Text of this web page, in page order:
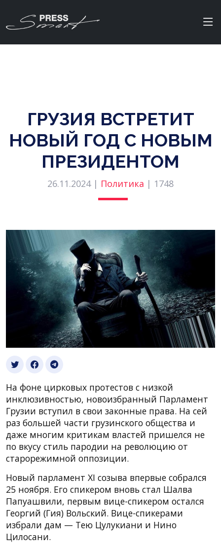
ГРУЗИЯ ВСТРЕТИТ
НОВЫЙ ГОД С НОВЫМ
ПРЕЗИДЕНТОМ
26.11.2024 | Политика | 1748
На фоне цирковых протестов с низкой
инклюзивностью, новоизбранный Парламент
Грузии вступил в свои законные права. На сей
раз большей части грузинского общества и
даже многим критикам властей пришелся не
по вкусу стиль пародии на революцию от
старорежимной оппозиции.
Новый парламент XI созыва впервые собрался
25 ноября. Его спикером вновь стал Шалва
Папуашвили, первым вице-спикером остался
Георгий (Гия) Вольский. Вице-спикерами
избрали дам — Тею Цулукиани и Нино
Цилосани.